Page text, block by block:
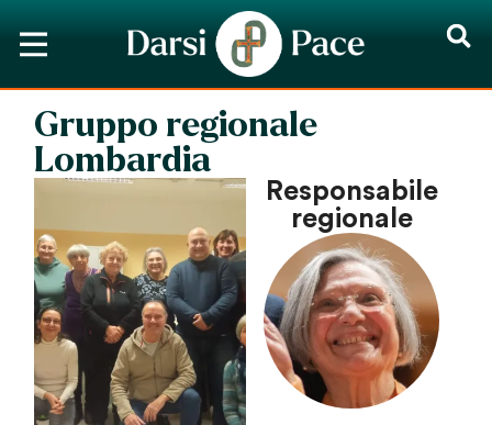
Gruppo regionale
Lombardia
Responsabile
regionale